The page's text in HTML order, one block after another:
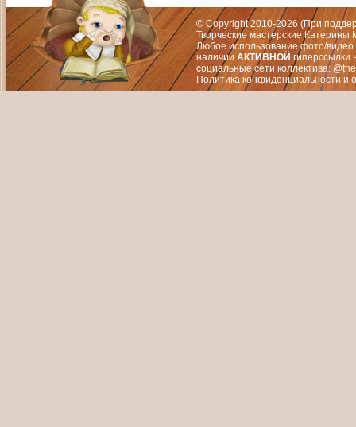
© Copyright 2010-2026 (При
Творческие мастерские
Любое использование фото/видео
наличии АКТИВНОЙ гиперссылки
социальные сети коллектива:
Политика конфиденциальности и